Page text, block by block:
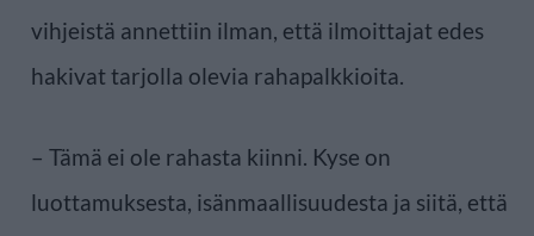
vihjeistä annettiin ilman, että ilmoittajat edes
hakivat tarjolla olevia rahapalkkioita.
– Tämä ei ole rahasta kiinni. Kyse on
luottamuksesta, isänmaallisuudesta ja siitä, että